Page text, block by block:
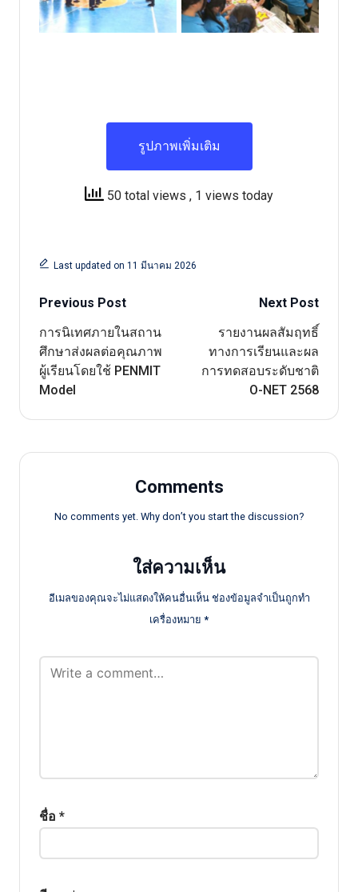
รูปภาพเพิ่มเติม
50 total views , 1 views today
Last updated on 11 มีนาคม 2026
Post
navigation
Previous Post
การนิเทศภายในสถาน
ศึกษาส่งผลต่อคุณภาพ
ผู้เรียนโดยใช้ PENMIT
Model
Next Post
รายงานผลสัมฤทธิ์
ทางการเรียนและผล
การทดสอบระดับชาติ
O-NET 2568
Comments
No comments yet. Why don’t you start the discussion?
ใส่ความเห็น
อีเมลของคุณจะไม่แสดงให้คนอื่นเห็น ช่องข้อมูลจำเป็นถูกทำ
เครื่องหมาย *
ชื่อ *